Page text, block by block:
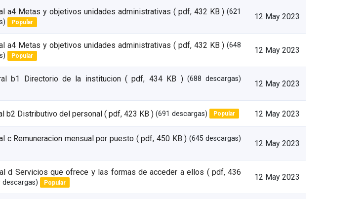
a4 Metas y objetivos unidades administrativas ( pdf, 432 KB ) (621
Popular
12 May 2023
a4 Metas y objetivos unidades administrativas ( pdf, 432 KB ) (648
Popular
12 May 2023
b1 Directorio de la institucion ( pdf, 434 KB ) (688 descargas)
12 May 2023
b2 Distributivo del personal ( pdf, 423 KB ) (691 descargas) Popular 12 May 2023
c Remuneracion mensual por puesto ( pdf, 450 KB ) (645 descargas)
12 May 2023
d Servicios que ofrece y las formas de acceder a ellos ( pdf, 436
descargas) Popular
12 May 2023